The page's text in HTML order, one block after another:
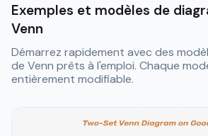
Exemples et modèles de
Venn
Démarrez rapidement avec des
de Venn prêts à l'emploi. Chaque
entièrement modifiable.